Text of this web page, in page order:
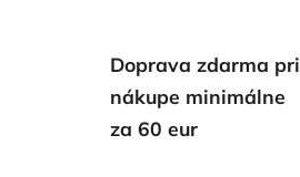
Doprava zdarma pri
nákupe minimálne
za 60 eur